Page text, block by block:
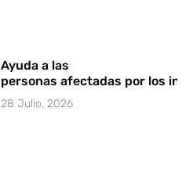
Ayuda a las
personas afectadas por los
28 Julio, 2026